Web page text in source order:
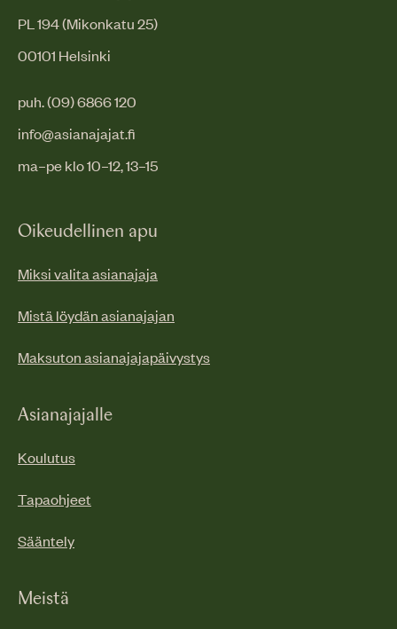
PL 194 (Mikonkatu 25)
00101 Helsinki
puh. (09) 6866 120
info@asianajajat.fi
ma–pe klo 10–12, 13–15
Oikeudellinen apu
Miksi valita asianajaja
Mistä löydän asianajajan
Maksuton asianajajapäivystys
Asianajajalle
Koulutus
Tapaohjeet
Sääntely
Meistä